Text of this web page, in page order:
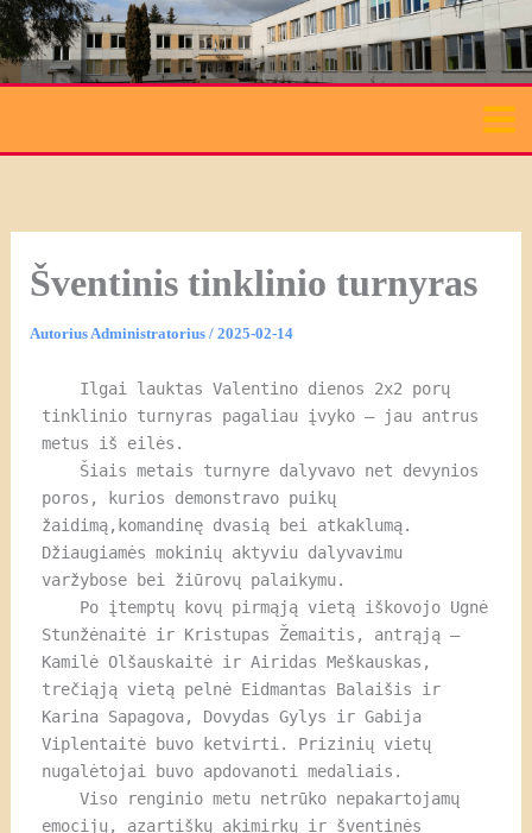
Pereiti
prie
turinio
Šventinis tinklinio turnyras
AutoriusAdministratorius / 2025-02-14
tinklinio turnyras pagaliau įvyko – jau antrus
metus iš eilės.
poros, kurios demonstravo puikų
žaidimą,komandinę dvasią bei atkaklumą.
Džiaugiamės mokinių aktyviu dalyvavimu
varžybose bei žiūrovų palaikymu.
Stunžėnaitė ir Kristupas Žemaitis, antrąją –
Kamilė Olšauskaitė ir Airidas Meškauskas,
trečiąją vietą pelnė Eidmantas Balaišis ir
Karina Sapagova, Dovydas Gylys ir Gabija
Viplentaitė buvo ketvirti. Prizinių vietų
nugalėtojai buvo apdovanoti medaliais.
emocijų, azartiškų akimirkų ir šventinės